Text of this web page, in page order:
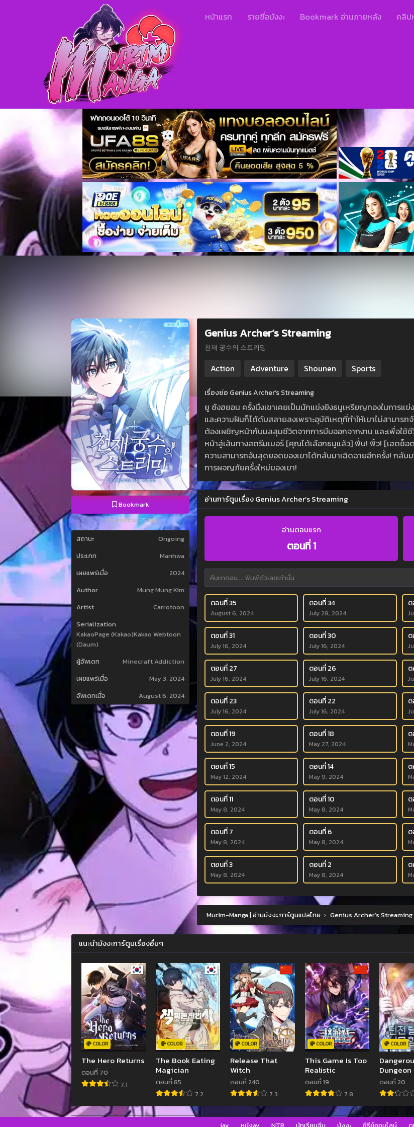
หน้าแรก รายชื่อมังงะ Bookmark อ่านภายหลัง คลิ
Bookmark
กำลังติดตาม 25 คน
สถานะ
Ongoing
ประเภท
Manhwa
เผยแพร่เมื่อ
2024
Author
Mung Mung Kim
Artist
Carrotoon
Serialization
KakaoPage (Kakao)Kakao Webtoon
(Daum)
ผู้อัพเดท
Minecraft Addiction
เผยแพร่เมื่อ
May 3, 2024
อัพเดทเมื่อ
August 6, 2024
Genius Archer’s Streaming
천재 궁수의 스트리밍
Action Adventure Shounen Sports
เรื่องย่อ Genius Archer’s Streaming
ยู ซังฮยอน ครั้งนึงเขาเคยเป็นนักแข่งยิงธนูเหรียญทองในการแ
และความฝันก็ได้ดับสลายลงเพราะอุบัติเหตุที่ทำให้เขาไม่สามา
ต้องเผชิญหน้ากับมลสุมชีวิตจากการบีบออกจากงาน และเพื่อใช้
หน้าสู่เส้นทางสตรีมเมอร์ [คุณได้เลือกธนูแล้ว] ฟึ่บ! ฟิ้ว! [เฮดช็
ความสามารถอันสุดยอดของเขาได้กลับมาเฉิดฉายอีกครั้ง! กลับ
การผจญภัยครั้งใหม่ของเขา!
อ่านการ์ตูนเรื่อง Genius Archer’s Streaming
อ่านตอนแรก
ตอนที่ 1
ตอนที่ 35
August 6, 2024
ตอนที่ 34
July 28, 2024
ตอนที่ 31
July 16, 2024
ตอนที่ 30
July 16, 2024
ตอนที่ 27
July 16, 2024
ตอนที่ 26
July 16, 2024
ตอนที่ 23
July 16, 2024
ตอนที่ 22
July 16, 2024
ต
ตอนที่ 19
June 2, 2024
ตอนที่ 18
May 27, 2024
ต
ตอนที่ 15
May 12, 2024
ตอนที่ 14
May 9, 2024
ต
ตอนที่ 11
May 8, 2024
ตอนที่ 10
May 8, 2024
ตอนที่ 7
May 8, 2024
ตอนที่ 6
May 8, 2024
ตอนที่ 3
May 8, 2024
ตอนที่ 2
May 8, 2024
ต
Murim-Manga | อ่านมังงะ การ์ตูนแปลไทย › Genius Archer’s Streaming
แนะนำมังงะการ์ตูนเรื่องอื่นๆ
COLOR
The Hero Returns
ตอนที่ 70
7.1
COLOR
The Book Eating
Magician
ตอนที่ 85
7.2
COLOR
Release That
Witch
ตอนที่ 240
7.3
COLOR
This Game Is Too
Realistic
ตอนที่ 19
7.8
COLOR
Dungeon
ตอนที่ 20